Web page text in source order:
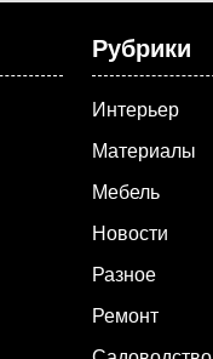
Рубрики
Интерьер
Материалы
Мебель
Новости
Разное
Ремонт